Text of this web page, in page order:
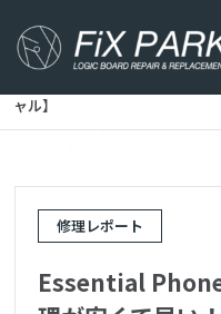
ホーム/ 修理レポート/
Essential Phone (PH-1)の
ャル】
修理レポート
Essential